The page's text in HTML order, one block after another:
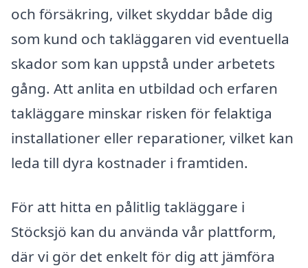
och försäkring, vilket skyddar både dig
som kund och takläggaren vid eventuella
skador som kan uppstå under arbetets
gång. Att anlita en utbildad och erfaren
takläggare minskar risken för felaktiga
installationer eller reparationer, vilket kan
leda till dyra kostnader i framtiden.
För att hitta en pålitlig takläggare i
Stöcksjö kan du använda vår plattform,
där vi gör det enkelt för dig att jämföra